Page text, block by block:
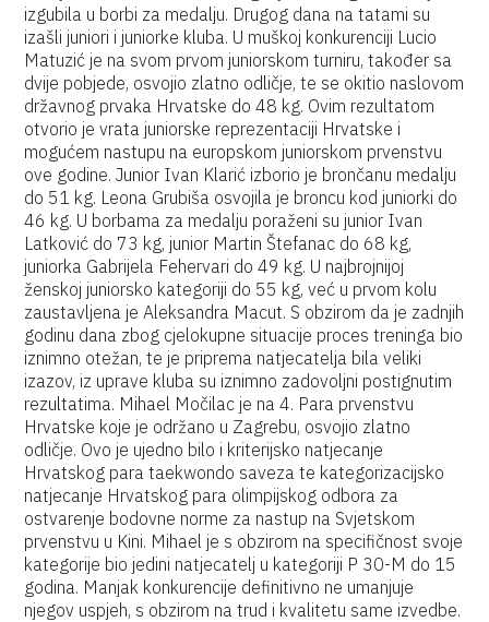
izgubila u borbi za medalju. Drugog dana na tatami su
izašli juniori i juniorke kluba. U muškoj konkurenciji Lucio
Matuzić je na svom prvom juniorskom turniru, također sa
dvije pobjede, osvojio zlatno odličje, te se okitio naslovom
državnog prvaka Hrvatske do 48 kg. Ovim rezultatom
otvorio je vrata juniorske reprezentaciji Hrvatske i
mogućem nastupu na europskom juniorskom prvenstvu
ove godine. Junior Ivan Klarić izborio je brončanu medalju
do 51 kg. Leona Grubiša osvojila je broncu kod juniorki do
46 kg. U borbama za medalju poraženi su junior Ivan
Latković do 73 kg, junior Martin Štefanac do 68 kg,
juniorka Gabrijela Fehervari do 49 kg. U najbrojnijoj
ženskoj juniorsko kategoriji do 55 kg, već u prvom kolu
zaustavljena je Aleksandra Macut. S obzirom da je zadnjih
godinu dana zbog cjelokupne situacije proces treninga bio
iznimno otežan, te je priprema natjecatelja bila veliki
izazov, iz uprave kluba su iznimno zadovoljni postignutim
rezultatima. Mihael Močilac je na 4. Para prvenstvu
Hrvatske koje je održano u Zagrebu, osvojio zlatno
odličje. Ovo je ujedno bilo i kriterijsko natjecanje
Hrvatskog para taekwondo saveza te kategorizacijsko
natjecanje Hrvatskog para olimpijskog odbora za
ostvarenje bodovne norme za nastup na Svjetskom
prvenstvu u Kini. Mihael je s obzirom na specifičnost svoje
kategorije bio jedini natjecatelj u kategoriji P 30-M do 15
godina. Manjak konkurencije definitivno ne umanjuje
njegov uspjeh, s obzirom na trud i kvalitetu same izvedbe.